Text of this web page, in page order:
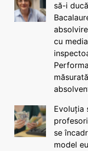
să-i
cu
Evoluția
se
model